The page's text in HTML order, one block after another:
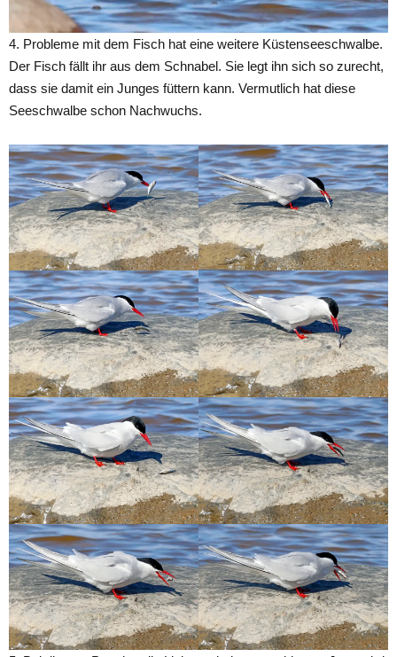
4. Probleme mit dem Fisch hat eine weitere Küstenseeschwalbe.
Der Fisch fällt ihr aus dem Schnabel. Sie legt ihn sich so zurecht,
dass sie damit ein Junges füttern kann. Vermutlich hat diese
Seeschwalbe schon Nachwuchs.